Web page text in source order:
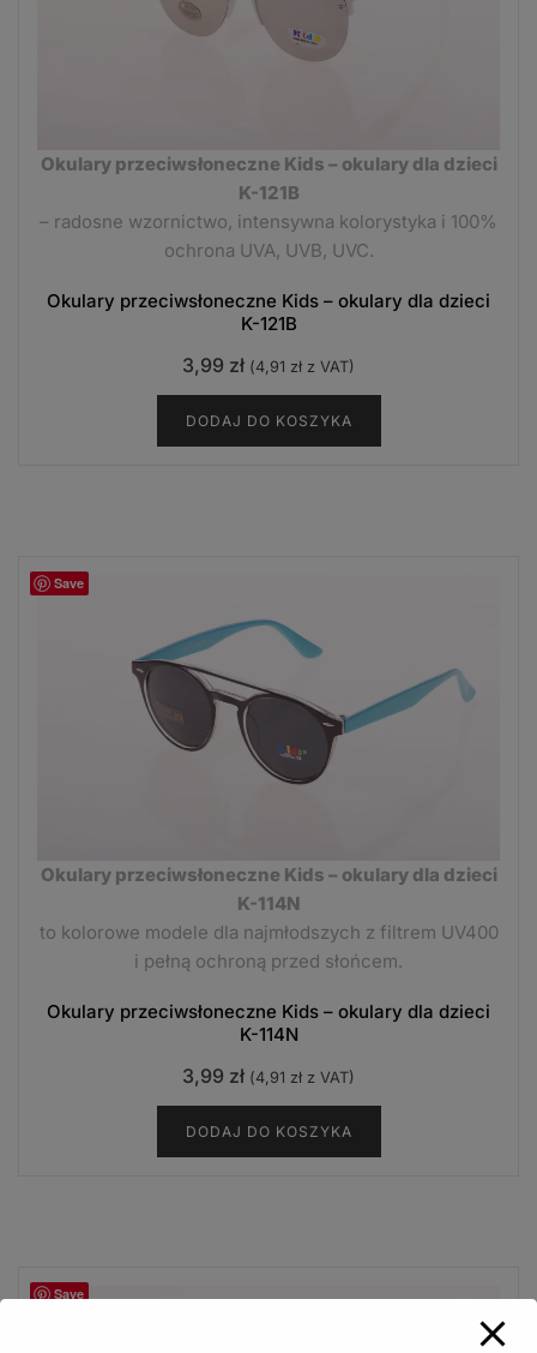
Okulary przeciwsłoneczne Kids – okulary dla dzieci
K-121B
– radosne wzornictwo, intensywna kolorystyka i 100%
ochrona UVA, UVB, UVC.
Okulary przeciwsłoneczne Kids – okulary dla dzieci
K-121B
3,99 zł (4,91 zł z VAT)
DODAJ DO KOSZYKA
Save
Okulary przeciwsłoneczne Kids – okulary dla dzieci
K-114N
to kolorowe modele dla najmłodszych z filtrem UV400
i pełną ochroną przed słońcem.
Okulary przeciwsłoneczne Kids – okulary dla dzieci
K-114N
3,99 zł (4,91 zł z VAT)
DODAJ DO KOSZYKA
Save